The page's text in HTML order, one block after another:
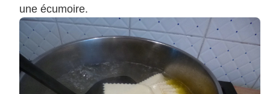
une écumoire.